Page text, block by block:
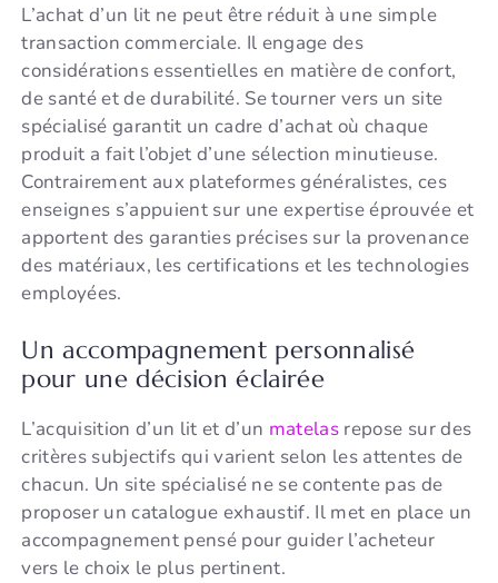
L’achat d’un lit ne peut être réduit à une simple
transaction commerciale. Il engage des
considérations essentielles en matière de confort,
de santé et de durabilité. Se tourner vers un site
spécialisé garantit un cadre d’achat où chaque
produit a fait l’objet d’une sélection minutieuse.
Contrairement aux plateformes généralistes, ces
enseignes s’appuient sur une expertise éprouvée et
apportent des garanties précises sur la provenance
des matériaux, les certifications et les technologies
employées.
Un accompagnement personnalisé
pour une décision éclairée
L’acquisition d’un lit et d’un matelas repose sur des
critères subjectifs qui varient selon les attentes de
chacun. Un site spécialisé ne se contente pas de
proposer un catalogue exhaustif. Il met en place un
accompagnement pensé pour guider l’acheteur
vers le choix le plus pertinent.